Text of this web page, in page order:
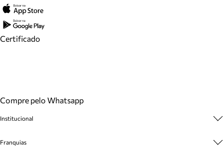
Certificado
Compre pelo Whatsapp
Institucional
Cashback
Franquias